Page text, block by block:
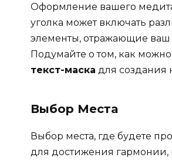
Оформление вашего
уголка может включать
элементы, отражающие ваш
Подумайте о том, как можно
текст-маска для создания
Выбор Места
Выбор места, где будете
для достижения гармонии,